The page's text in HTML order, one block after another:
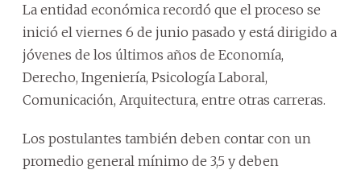
La entidad económica recordó que el proceso se
inició el viernes 6 de junio pasado y está dirigido a
jóvenes de los últimos años de Economía,
Derecho, Ingeniería, Psicología Laboral,
Comunicación, Arquitectura, entre otras carreras.
Los postulantes también deben contar con un
promedio general mínimo de 3,5 y deben